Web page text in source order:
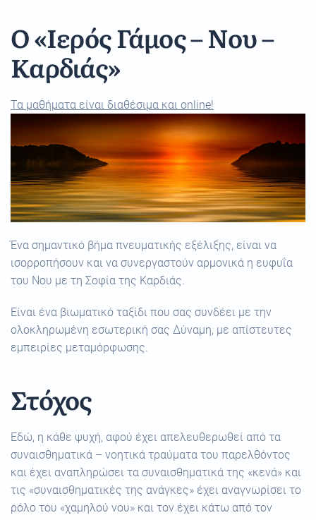
Ο «Ιερός Γάμος – Νου –
Καρδιάς»
Τα μαθήματα είναι διαθέσιμα και online!
Ένα σημαντικό βήμα πνευματικής εξέλιξης, είναι να
ισορροπήσουν και να συνεργαστούν αρμονικά η ευφυΐα
του Νου με τη Σοφία της Καρδιάς.
Είναι ένα βιωματικό ταξίδι που σας συνδέει με την
ολοκληρωμένη εσωτερική σας Δύναμη, με απίστευτες
εμπειρίες μεταμόρφωσης.
Στόχος
Εδώ, η κάθε ψυχή, αφού έχει απελευθερωθεί από τα
συναισθηματικά – νοητικά τραύματα του παρελθόντος
και έχει αναπληρώσει τα συναισθηματικά της «κενά» και
τις «συναισθηματικές της ανάγκες» έχει αναγνωρίσει το
ρόλο του «χαμηλού νου» και τον έχει κάτω από τον